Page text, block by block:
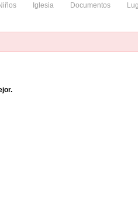
Iglesia Documentos